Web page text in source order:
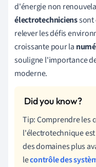
d'énergie non
électrotechnicienssont
relever les défis
croissante pour la
souligne l'importance
moderne.
Tip: Comprendre les
l'électrotechnique
des domaines plus
lecontrôle des